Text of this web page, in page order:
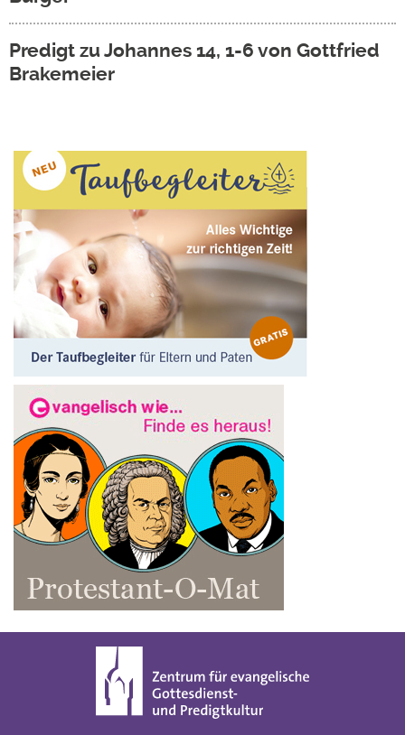
Predigt zu Johannes 14, 1-6 von Gottfried
Brakemeier